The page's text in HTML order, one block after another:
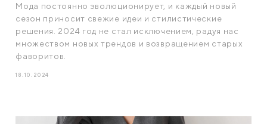
Мода постоянно эволюционирует, и каждый новый
сезон приносит свежие идеи и стилистические
решения. 2024 год не стал исключением, радуя нас
множеством новых трендов и возвращением старых
фаворитов.
18.10.2024